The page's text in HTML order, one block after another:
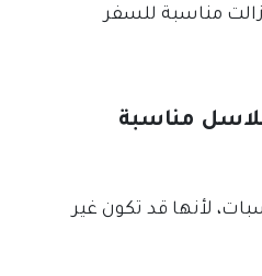
زالت مناسبة للسفر
مناسبة
لأنها قد تكون غير